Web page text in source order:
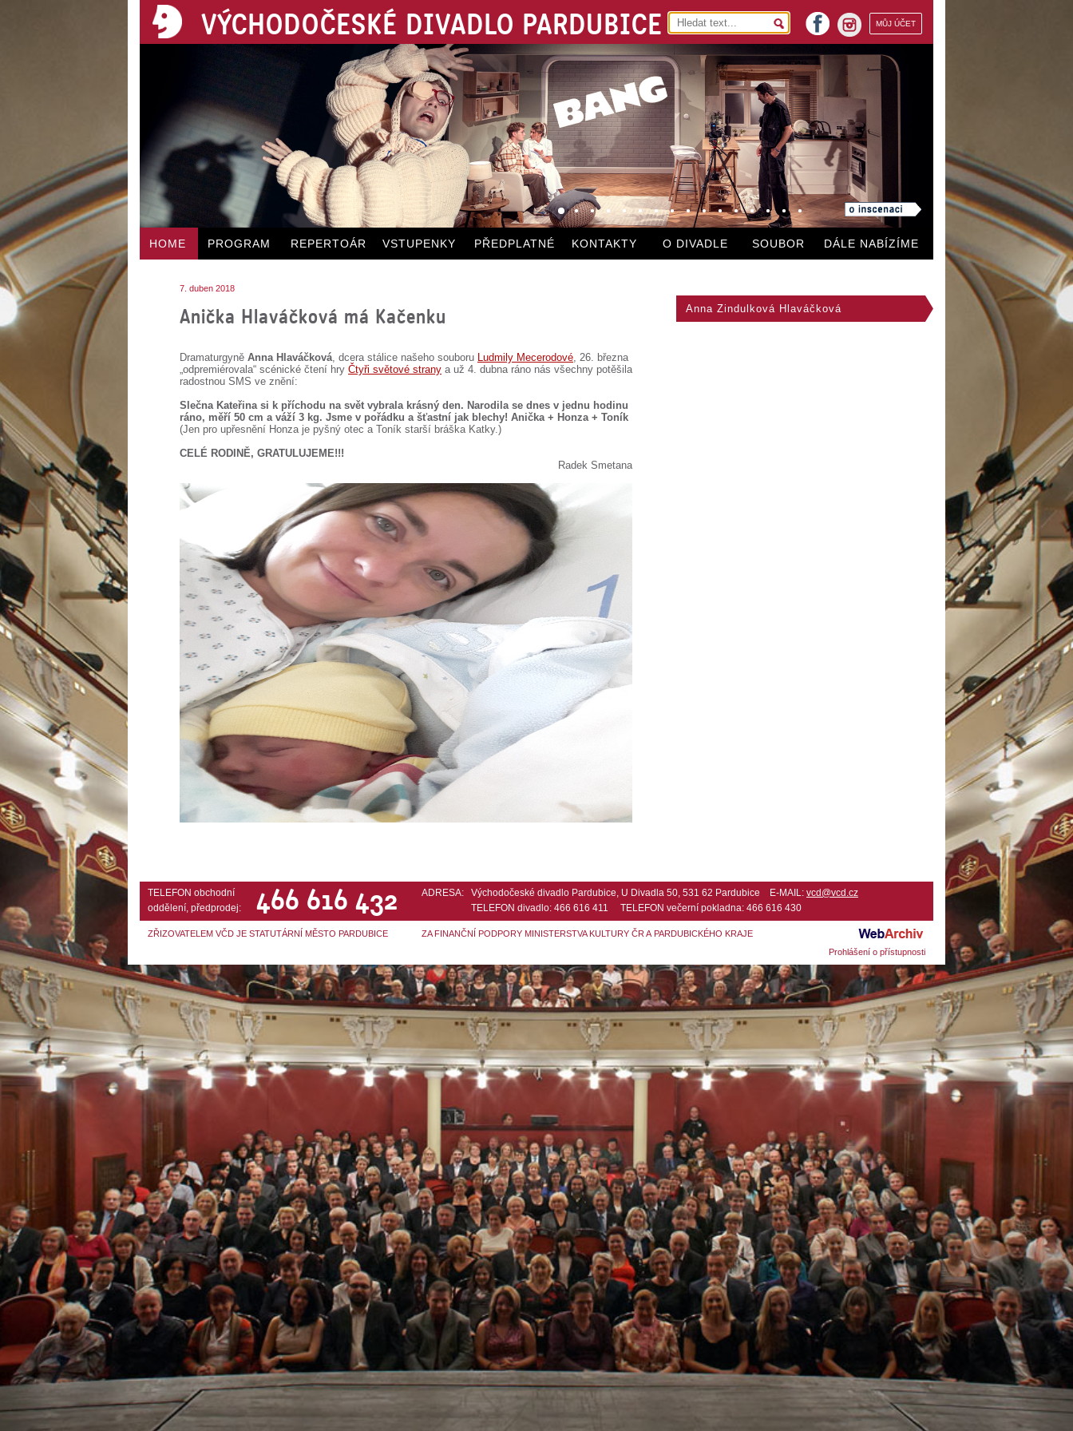
VÝCHODOČESKÉ DIVADLO PARDUBICE MŮJ ÚČET
instagram
facebook
HOME PROGRAM REPERTOÁR VSTUPENKY PŘEDPLATNÉ KONTAKTY O DIVADLE SOUBOR DÁLE NABÍZÍME
7. duben 2018
Anička Hlaváčková má Kačenku
Dramaturgyně Anna Hlaváčková, dcera stálice našeho souboru Ludmily Mecerodové, 26. března
„odpremiérovala“ scénické čtení hry Čtyři světové strany a už 4. dubna ráno nás všechny potěšila
radostnou SMS ve znění:
Slečna Kateřina si k příchodu na svět vybrala krásný den. Narodila se dnes v jednu hodinu
ráno, měří 50 cm a váží 3 kg. Jsme v pořádku a šťastní jak blechy! Anička + Honza + Toník
(Jen pro upřesnění Honza je pyšný otec a Toník starší bráška Katky.)
CELÉ RODINĚ, GRATULUJEME!!!
Radek Smetana
Anna Zindulková Hlaváčková
TELEFON obchodní
oddělení, předprodej:
466 616 432 ADRESA: Východočeské divadlo Pardubice, U Divadla 50, 531 62 Pardubice E-MAIL: vcd@vcd.cz
TELEFON divadlo: 466 616 411 TELEFON večerní pokladna: 466 616 430
ZŘIZOVATELEM VČD JE STATUTÁRNÍ MĚSTO PARDUBICE
ZA FINANČNÍ PODPORY MINISTERSTVA KULTURY ČR A PARDUBICKÉHO KRAJE
Prohlášení o přístupnosti